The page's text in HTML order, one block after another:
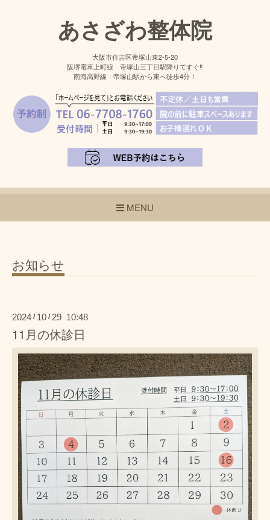
あさざわ整体院
大阪市住吉区帝塚山東2-5-20
阪堺電車上町線 帝塚山三丁目駅降りてすぐ‼
南海高野線 帝塚山駅から東へ徒歩4分！
MENU
お知らせ
2024 / 10 / 29 10:48
11月の休診日